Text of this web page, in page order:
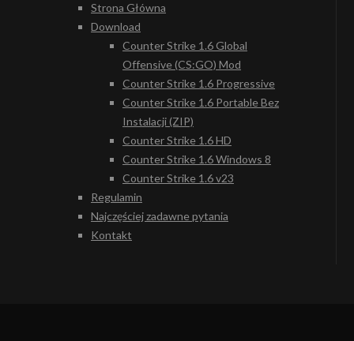
Strona Główna
Download
Counter Strike 1.6 Global
Offensive (CS:GO) Mod
Counter Strike 1.6 Progressive
Counter Strike 1.6 Portable Bez
Instalacji (ZIP)
Counter Strike 1.6 HD
Counter Strike 1.6 Windows 8
Counter Strike 1.6 v23
Regulamin
Najczęściej zadawne pytania
Kontakt